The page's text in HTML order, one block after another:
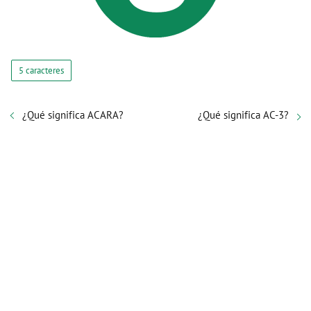
5 caracteres
¿Qué significa ACARA? ¿Qué significa AC-3?